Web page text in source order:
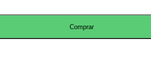
Comprar